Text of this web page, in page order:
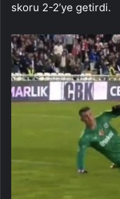
skoru 2-2’ye getirdi.